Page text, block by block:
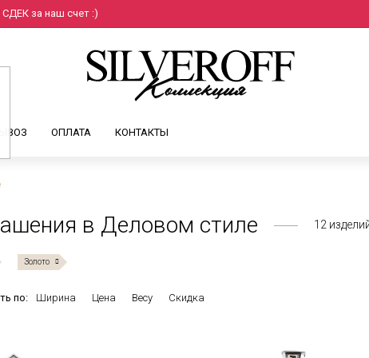
за наш счет :)
ОПЛАТА КОНТАКТЫ
в Деловом стиле 12
Золото
по: Ширина Цена Весу Скидка